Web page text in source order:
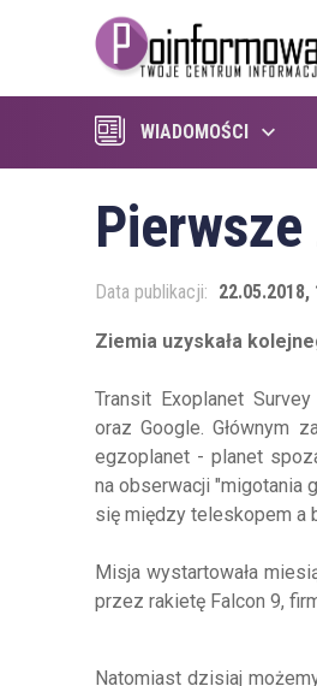
WIADOMOŚCI
Data publikacji: 22.05.2018,
Ziemia uzyskała
Transit Exoplanet
oraz Google. Głównym
egzoplanet - planet
na obserwacji "migotania
się między teleskopem a
Misja wystartowała
przez rakietę Falcon 9,
Natomiast dzisiaj